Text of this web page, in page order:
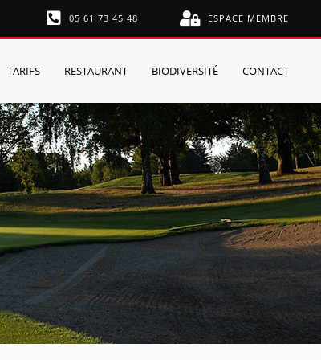
05 61 73 45 48 ESPACE MEMBRE
TARIFS RESTAURANT BIODIVERSITÉ CONTACT